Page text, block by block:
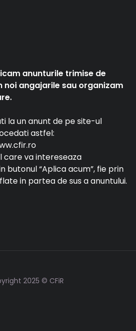
anunturile trimise de
noi angajarile sau organizam
la un anunt de pe site-ul
astfel:
care va intereseaza
butonul “Aplica acum”, fie prin
in partea de sus a anuntului.
2025 © CFiR